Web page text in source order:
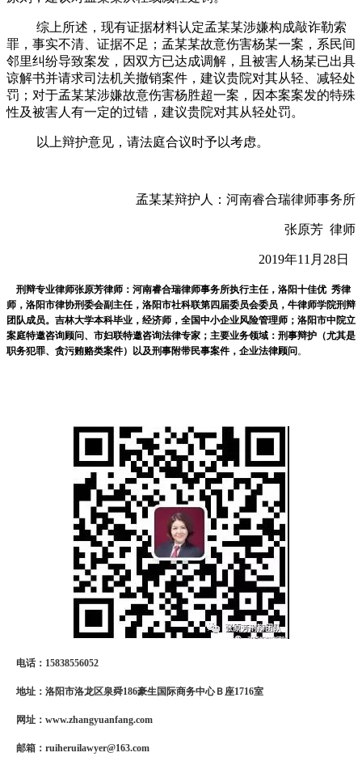
综上所述，现有证据材料认定孟某某涉嫌构成敲诈勒索
罪，事实不清、证据不足；孟某某故意伤害杨某一案，系民间
邻里纠纷导致案发，因双方已达成调解，且被害人杨某已出具
谅解书并请求司法机关撤销案件，建议贵院对其从轻、减轻处
罚；对于孟某某涉嫌故意伤害杨胜超一案，因本案案发的特殊
性及被害人有一定的过错，建议贵院对其从轻处罚。
以上辩护意见，请法庭合议时予以考虑。
孟某某辩护人：河南睿合瑞律师事务所
张原芳 律师
2019年11月28日
刑辩专业律师张原芳律师：河南睿合瑞律师事务所执行主任，洛阳十佳优 秀律
师，洛阳市律协刑委会副主任，洛阳市社科联第四届委员会委员，牛律师学院刑辩
团队成员。吉林大学本科毕业，经济师，全国中小企业风险管理师；洛阳市中院立
案庭特邀咨询顾问、市妇联特邀咨询法律专家；主要业务领域：刑事辩护（尤其是
职务犯罪、贪污贿赂类案件）以及刑事附带民事案件，企业法律顾问。
电话：15838556052
地址： 洛阳市洛龙区泉舜186豪生国际商务中心Ｂ座1716室
网址： www.zhangyuanfang.com
邮箱： ruiheruilawyer@163.com